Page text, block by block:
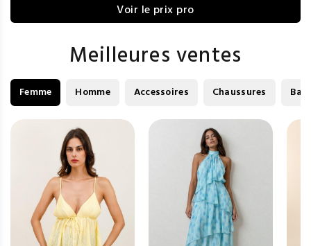
Voir le prix pro
Meilleures ventes
Femme Homme Accessoires Chaussures